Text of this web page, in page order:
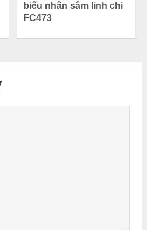
biếu nhân sâm linh chi
FC473